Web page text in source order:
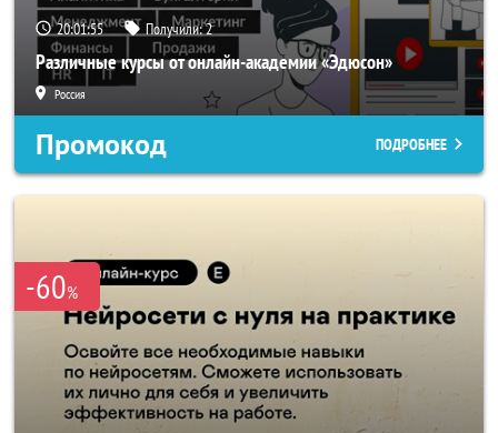
20:01:54 Получили:2
Различные курсы от онлайн-академии «Эдюсон»
Россия
Промокод ПОДРОБНЕЕ
-60%